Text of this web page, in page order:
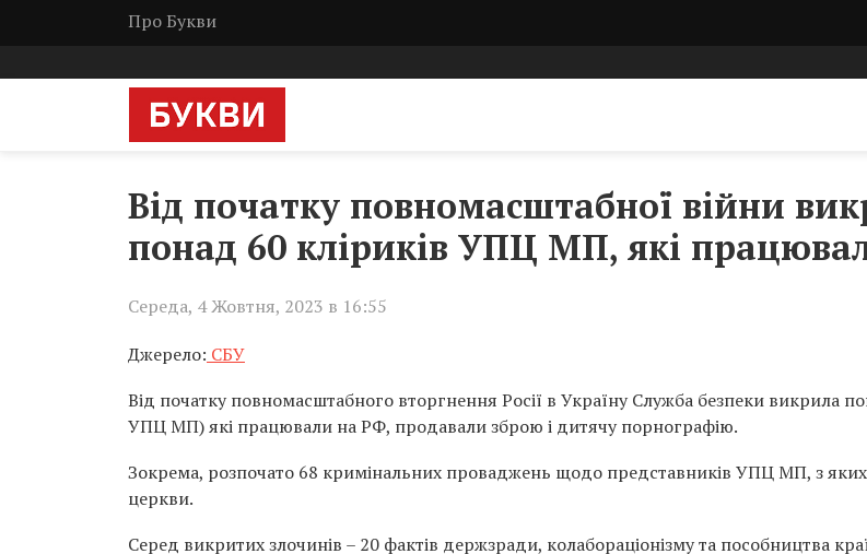
Про Букви
Від початку повномасштабної війни
понад 60 кліриків УПЦ МП, які
Середа, 4 Жовтня, 2023 в 16:55
Джерело: СБУ
Від початку повномасштабного вторгнення Росії в Україну Служба безпеки викрила
УПЦ МП) які працювали на РФ, продавали зброю і дитячу порнографію.
Зокрема, розпочато 68 кримінальних проваджень щодо представників УПЦ МП, з
церкви.
Серед викритих злочинів – 20 фактів держзради, колабораціонізму та пособництва